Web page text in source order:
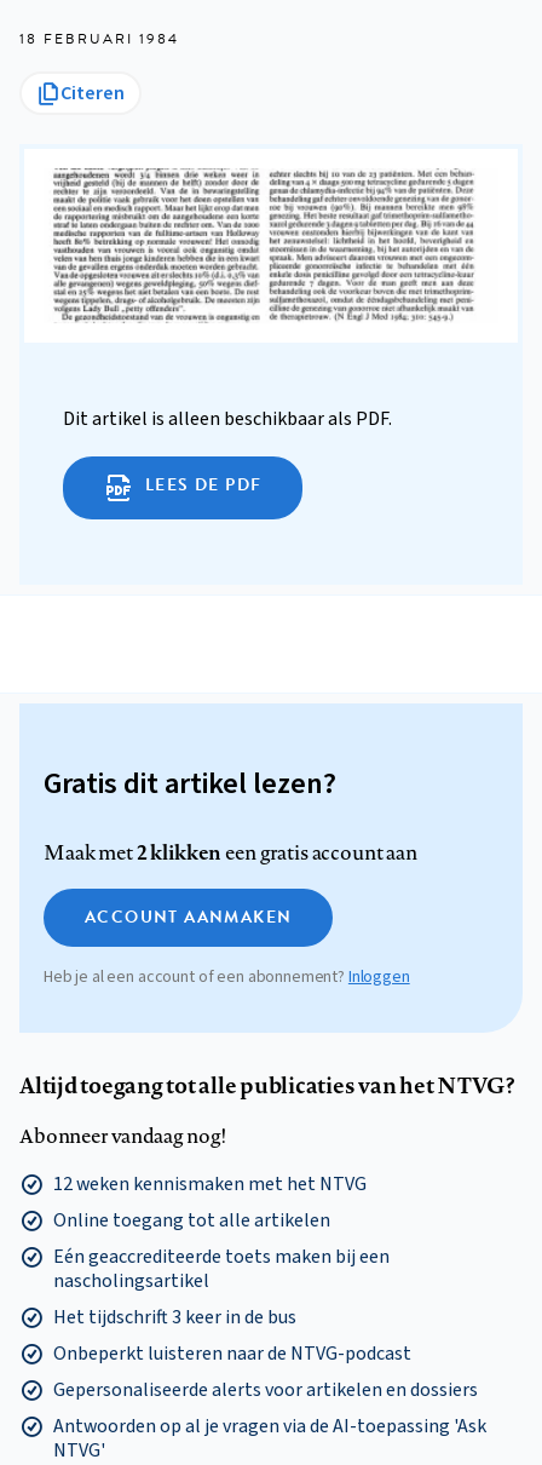
18 FEBRUARI 1984
Citeren
Dit artikel is alleen beschikbaar als PDF.
LEES DE PDF
Gratis dit artikel lezen?
Maak met2 klikkeneen gratis account aan
ACCOUNT AANMAKEN
Heb je al een account of een abonnement? Inloggen
Altijd toegang tot alle publicaties van het NTVG?
Abonneer vandaag nog!
12 weken kennismaken met het NTVG
Online toegang tot alle artikelen
Eén geaccrediteerde toets maken bij een
nascholingsartikel
Het tijdschrift 3 keer in de bus
Onbeperkt luisteren naar de NTVG-podcast
Gepersonaliseerde alerts voor artikelen en dossiers
Antwoorden op al je vragen via de AI-toepassing 'Ask
NTVG'